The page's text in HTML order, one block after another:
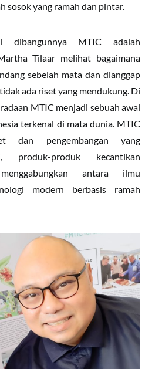
sosok yang ramah dan pintar.
dibangunnya MTIC adalah
Tilaar melihat bagaimana
sebelah mata dan dianggap
ada riset yang mendukung. Di
MTIC menjadi sebuah awal
terkenal di mata dunia. MTIC
dan pengembangan yang
produk-produk kecantikan
antara ilmu
modern berbasis ramah